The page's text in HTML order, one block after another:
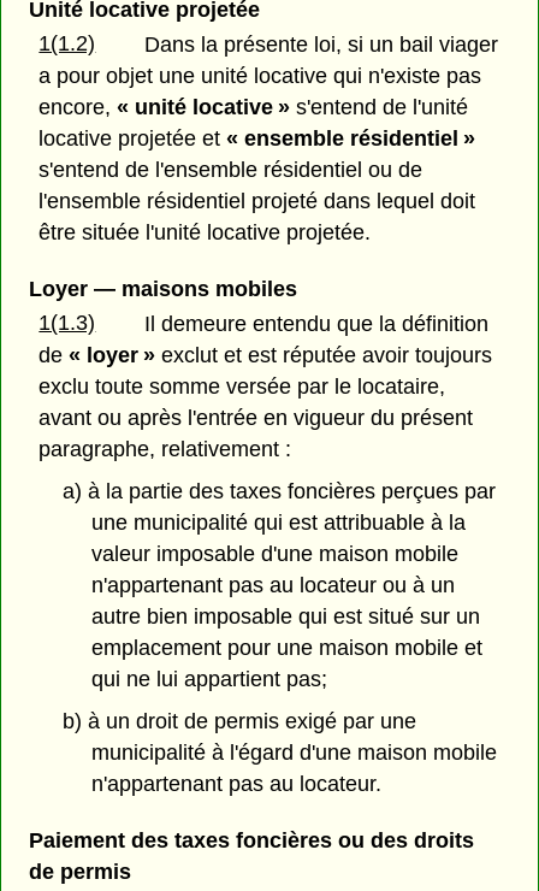
Unité locative projetée
1(1.2)
Dans la présente loi, si un bail viager
a pour objet une unité locative qui n'existe pas
encore,« unité locative » s'entend de l'unité
locative projetée et« ensemble résidentiel »
s'entend de l'ensemble résidentiel ou de
l'ensemble résidentiel projeté dans lequel doit
être située l'unité locative projetée.
Loyer — maisons mobiles
1(1.3)
Il demeure entendu que la définition
de« loyer » exclut et est réputée avoir toujours
exclu toute somme versée par le locataire,
avant ou après l'entrée en vigueur du présent
paragraphe, relativement :
a) à la partie des taxes foncières perçues par
une municipalité qui est attribuable à la
valeur imposable d'une maison mobile
n'appartenant pas au locateur ou à un
autre bien imposable qui est situé sur un
emplacement pour une maison mobile et
qui ne lui appartient pas;
b) à un droit de permis exigé par une
municipalité à l'égard d'une maison mobile
n'appartenant pas au locateur.
Paiement des taxes foncières ou des droits
de permis